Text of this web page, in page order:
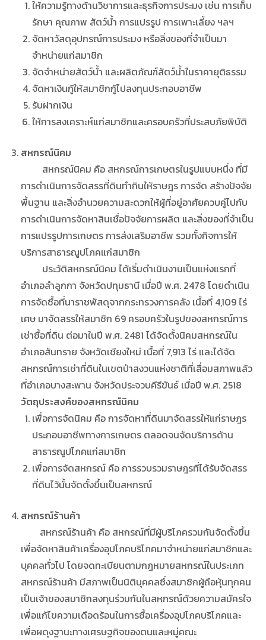
ให้ความรู้ทางด้านวิชาการและธุรกิจการประมง เช่น การเก็บ
รักษา คุณภาพ สัตว์น้ำ การแปรรูป การเพาะเลี้ยง ฯลฯ
จัดหาวัสดุอุปกรณ์การประมง หรือสิ่งของที่จำเป็นมา
จำหน่ายแก่สมาชิก
จัดจำหน่ายสัตว์น้ำ และผลิตภัณฑ์สัตว์น้ำในราคายุติธรรม
จัดหาเงินกู้ให้สมาชิกกู้ไปลงทุนประกอบอาชีพ
รับฝากเงิน
ให้การสงเคราะห์แก่สมาชิกและครอบครัวที่ประสบภัยพิบัติ
สหกรณ์นิคม
สหกรณ์นิคม คือ สหกรณ์การเกษตรในรูปแบบหนึ่ง ที่มี
การดำเนินการจัดสรรที่ดินทำกินให้ราษฎร การจัด สร้างปัจจัย
พื้นฐาน และสิ่งอำนวยความสะดวกให้ผู้ที่อยู่อาศัยควบคู่ไปกับ
การดำเนินการจัดหาสินเชื่อปัจจัยการผลิต และสิ่งของที่จำเป็น
การแปรรูปการเกษตร การส่งเสริมอาชีพ รวมทั้งกิจการให้
บริการสาธารณูปโภคแก่สมาชิก
ประวัติสหกรณ์นิคม ได้เริ่มดำเนินงานเป็นแห่งแรกที่
อำเภอลำลูกกา จังหวัดปทุมธานี เมื่อปี พ.ศ. 2478 โดยดำเนิน
การจัดซื้อที่นาราชพัสดุจากกระทรวงการคลัง เนื้อที่ 4,109 ไร่
เศษ มาจัดสรรให้สมาชิก 69 ครอบครัวในรูปของสหกรณ์การ
เช่าซื้อที่ดิน ต่อมาในปี พ.ศ. 2481 ได้จัดตั้งนิคมสหกรณ์ใน
อำเภอสันทราย จังหวัดเชียงใหม่ เนื้อที่ 7,913 ไร่ และได้จัด
สหกรณ์การเช่าที่ดินในเขตป่าสงวนแห่งชาติที่เสื่อมสภาพแล้ว
ที่อำเภอบางสะพาน จังหวัดประจวบคีรีขันธ์ เมื่อปี พ.ศ. 2518
วัตถุประสงค์ของสหกรณ์นิคม
เพื่อการจัดนิคม คือ การจัดหาที่ดินมาจัดสรรให้แก่ราษฎร
ประกอบอาชีพทางการเกษตร ตลอดจนจัดบริการด้าน
สาธารณูปโภคแก่สมาชิก
เพื่อการจัดสหกรณ์ คือ การรวบรวมราษฎรที่ได้รับจัดสรร
ที่ดินไว้นั้นจัดตั้งขึ้นเป็นสหกรณ์
สหกรณ์ร้านค้า
สหกรณ์ร้านค้า คือ สหกรณ์ที่มีผู้บริโภครวมกันจัดตั้งขึ้น
เพื่อจัดหาสินค้าเครื่องอุปโภคบริโภคมาจำหน่ายแก่สมาชิกและ
บุคคลทั่วไป โดยจดทะเบียนตามกฎหมายสหกรณ์ในประเภท
สหกรณ์ร้านค้า มีสภาพเป็นนิติบุคคลซึ่งสมาชิกผู้ถือหุ้นทุกคน
เป็นเจ้าของสมาชิกลงทุนร่วมกันในสหกรณ์ด้วยความสมัครใจ
เพื่อแก้ไขความเดือดร้อนในการซื้อเครื่องอุปโภคบริโภคและ
เพื่อผดุงฐานะทางเศรษฐกิจของตนและหมู่คณะ